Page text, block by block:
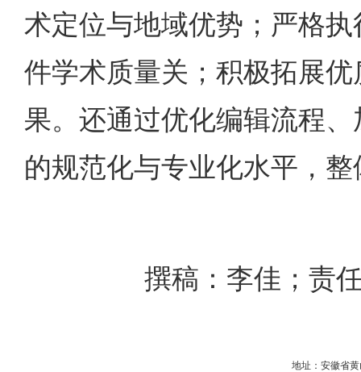
术定位与地域优势；严格
件学术质量关；积极拓展
果。还通过优化编辑流程
的规范化与专业化水平，
撰稿：李佳；责
地址：安徽省